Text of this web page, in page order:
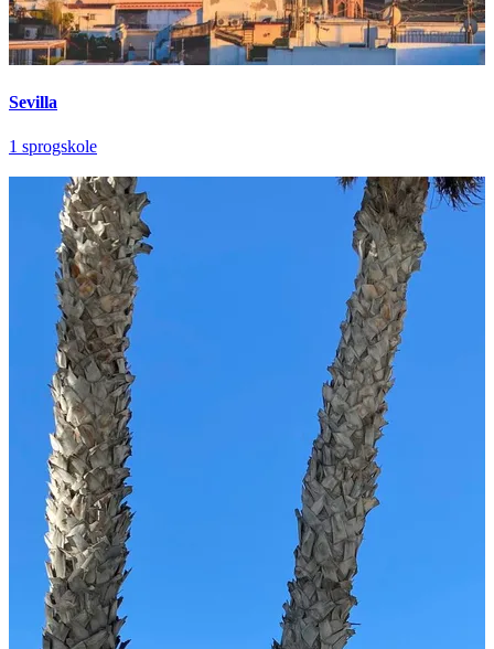
Sevilla
1 sprogskole